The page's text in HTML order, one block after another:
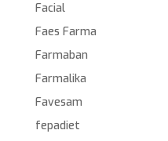
Facial
Faes Farma
Farmaban
Farmalika
Favesam
fepadiet